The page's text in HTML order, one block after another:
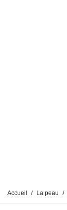
Accueil / La peau /